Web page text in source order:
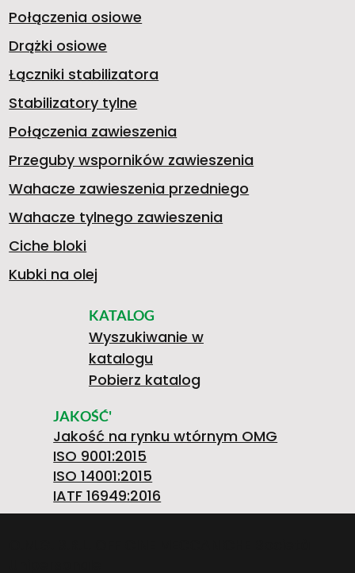
Połączenia osiowe
Drążki osiowe
Łączniki stabilizatora
Stabilizatory tylne
Połączenia zawieszenia
Przeguby wsporników zawieszenia
Wahacze zawieszenia przedniego
Wahacze tylnego zawieszenia
Ciche bloki
Kubki na olej
KATALOG
Wyszukiwanie w
katalogu
Pobierz katalog
JAKOŚĆ'
Jakość na rynku wtórnym OMG
ISO 9001:2015
ISO 14001:2015
IATF 16949:2016